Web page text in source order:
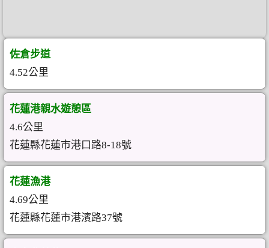
佐倉步道
4.52公里
花蓮港親水遊憩區
4.6公里
花蓮縣花蓮市港口路8-18號
花蓮漁港
4.69公里
花蓮縣花蓮市港濱路37號